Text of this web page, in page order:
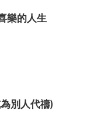
喜樂的人生
為別人代禱)